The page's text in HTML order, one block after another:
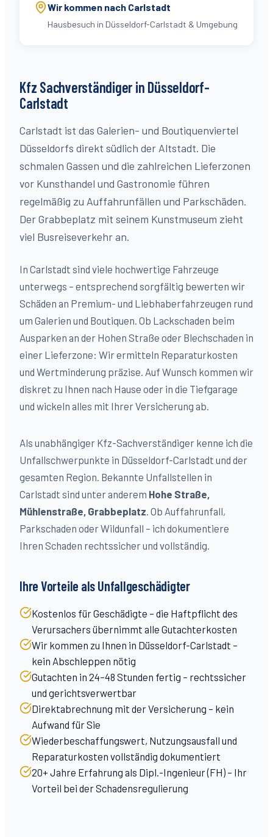
Wir kommen nach Carlstadt
Hausbesuch in Düsseldorf-Carlstadt & Umgebung
Kfz Sachverständiger in Düsseldorf-
Carlstadt
Carlstadt ist das Galerien- und Boutiquenviertel
Düsseldorfs direkt südlich der Altstadt. Die
schmalen Gassen und die zahlreichen Lieferzonen
vor Kunsthandel und Gastronomie führen
regelmäßig zu Auffahrunfällen und Parkschäden.
Der Grabbeplatz mit seinem Kunstmuseum zieht
viel Busreiseverkehr an.
In Carlstadt sind viele hochwertige Fahrzeuge
unterwegs – entsprechend sorgfältig bewerten wir
Schäden an Premium- und Liebhaberfahrzeugen rund
um Galerien und Boutiquen. Ob Lackschaden beim
Ausparken an der Hohen Straße oder Blechschaden in
einer Lieferzone: Wir ermitteln Reparaturkosten
und Wertminderung präzise. Auf Wunsch kommen wir
diskret zu Ihnen nach Hause oder in die Tiefgarage
und wickeln alles mit Ihrer Versicherung ab.
Als unabhängiger Kfz-Sachverständiger kenne ich die
Unfallschwerpunkte in Düsseldorf-Carlstadt und der
gesamten Region. Bekannte Unfallstellen in
Carlstadt sind unter anderem Hohe Straße,
Mühlenstraße, Grabbeplatz. Ob Auffahrunfall,
Parkschaden oder Wildunfall – ich dokumentiere
Ihren Schaden rechtssicher und vollständig.
Ihre Vorteile als Unfallgeschädigter
Kostenlos für Geschädigte – die Haftpflicht des
Verursachers übernimmt alle Gutachterkosten
Wir kommen zu Ihnen in Düsseldorf-Carlstadt –
kein Abschleppen nötig
Gutachten in 24–48 Stunden fertig – rechtssicher
und gerichtsverwertbar
Direktabrechnung mit der Versicherung – kein
Aufwand für Sie
Wiederbeschaffungswert, Nutzungsausfall und
Reparaturkosten vollständig dokumentiert
20+ Jahre Erfahrung als Dipl.-Ingenieur (FH) – Ihr
Vorteil bei der Schadensregulierung